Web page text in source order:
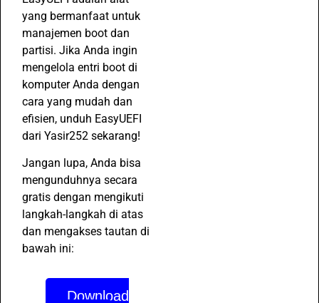
yang bermanfaat untuk
manajemen boot dan
partisi. Jika Anda ingin
mengelola entri boot di
komputer Anda dengan
cara yang mudah dan
efisien, unduh EasyUEFI
dari Yasir252 sekarang!
Jangan lupa, Anda bisa
mengunduhnya secara
gratis dengan mengikuti
langkah-langkah di atas
dan mengakses tautan di
bawah ini:
Download